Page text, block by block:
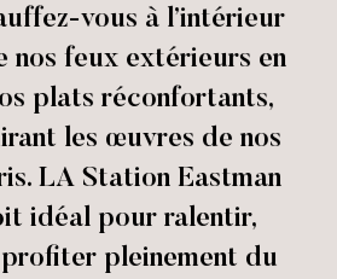
vous à l’intérieur
nos feux extérieurs en
plats réconfortants,
les œuvres de nos
LA Station Eastman
idéal pour ralentir,
pleinement du